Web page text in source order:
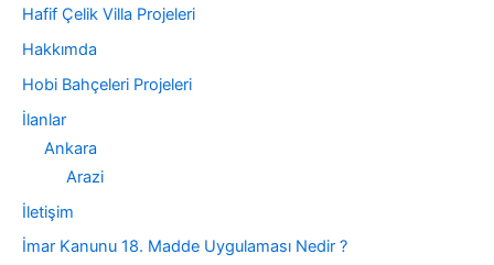
Hafif Çelik Villa Projeleri
Hakkımda
Hobi Bahçeleri Projeleri
İlanlar
Ankara
Arazi
İletişim
İmar Kanunu 18. Madde Uygulaması Nedir ?